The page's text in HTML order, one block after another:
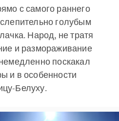
с самого раннего
голубым
Народ, не тратя
и размораживание
поскакал
и в особенности
Белуху.